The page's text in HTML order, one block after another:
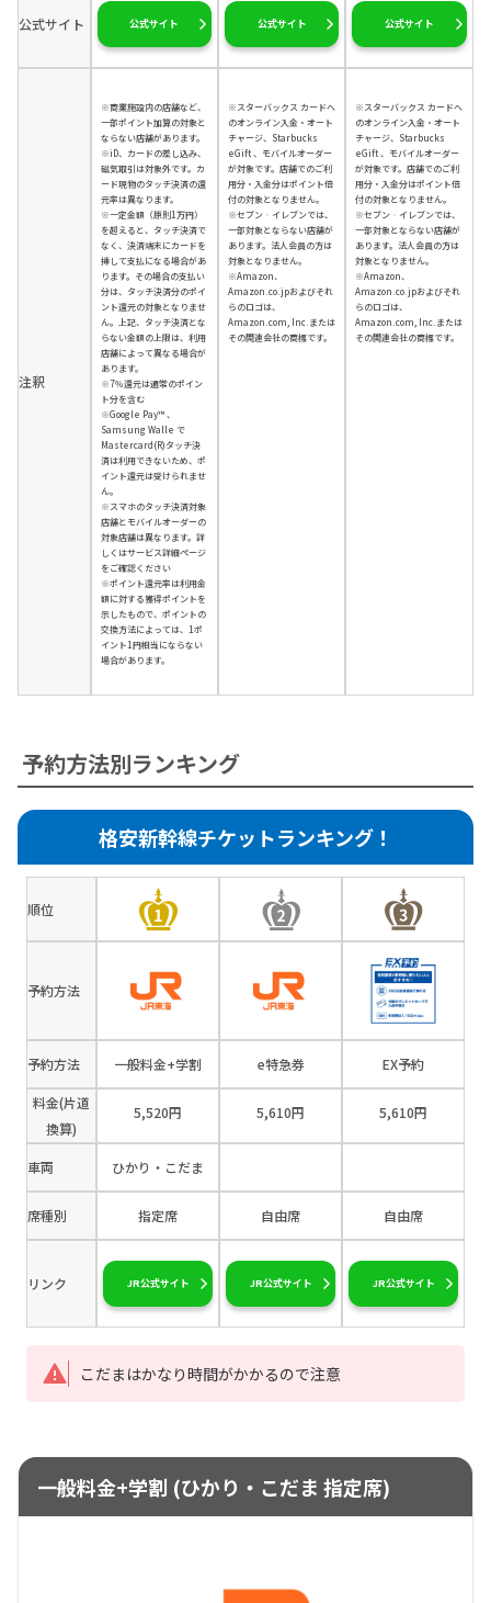
公式サイト 公式サイト 公式サイト 公式サイト
注釈
※商業施設内の店舗など、
一部ポイント加算の対象と
ならない店舗があります。
※iD、カードの差し込み、
磁気取引は対象外です。カ
ード現物のタッチ決済の還
元率は異なります。
※一定金額（原則1万円）
を超えると、タッチ決済で
なく、決済端末にカードを
挿して支払になる場合があ
ります。その場合の支払い
分は、タッチ決済分のポイ
ント還元の対象となりませ
ん。上記、タッチ決済とな
らない金額の上限は、利用
店舗によって異なる場合が
あります。
※7％還元は通常のポイン
ト分を含む
※Google Pay™ 、
Samsung Walle で
Mastercard(R)タッチ決
済は利用できないため、ポ
イント還元は受けられませ
ん。
※スマホのタッチ決済対象
店舗とモバイルオーダーの
対象店舗は異なります。詳
しくはサービス詳細ページ
をご確認ください
※ポイント還元率は利用金
額に対する獲得ポイントを
示したもので、ポイントの
交換方法によっては、1ポ
イント1円相当にならない
場合があります。
※スターバックス カードへ
のオンライン入金・オート
チャージ、Starbucks
eGift 、モバイルオーダー
が対象です。店舗でのご利
用分・入金分はポイント倍
付の対象となりません。
※セブン‐イレブンでは、
一部対象とならない店舗が
あります。法人会員の方は
対象となりません。
※Amazon、
Amazon.co.jpおよびそれ
らのロゴは、
Amazon.com, Inc.または
その関連会社の商標です。
※スターバックス カードへ
のオンライン入金・オート
チャージ、Starbucks
eGift 、モバイルオーダー
が対象です。店舗でのご利
用分・入金分はポイント倍
付の対象となりません。
※セブン‐イレブンでは、
一部対象とならない店舗が
あります。法人会員の方は
対象となりません。
※Amazon、
Amazon.co.jpおよびそれ
らのロゴは、
Amazon.com, Inc.または
その関連会社の商標です。
予約方法別ランキング
格安新幹線チケットランキング！
順位
予約方法
予約方法 一般料金+学割 e特急券 EX予約
料金(片道
換算)
5,520円 5,610円 5,610円
車両 ひかり・こだま
席種別 指定席 自由席 自由席
リンク JR公式サイト JR公式サイト JR公式サイト
こだまはかなり時間がかかるので注意
一般料金+学割 (ひかり・こだま 指定席)